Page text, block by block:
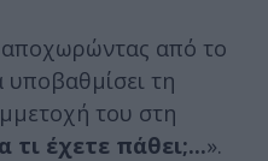
από το
τη
του στη
τι έχετε πάθει;...».